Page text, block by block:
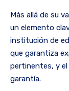
Más allá de su
un elemento
institución de
que garantiza
pertinentes, y
garantía.